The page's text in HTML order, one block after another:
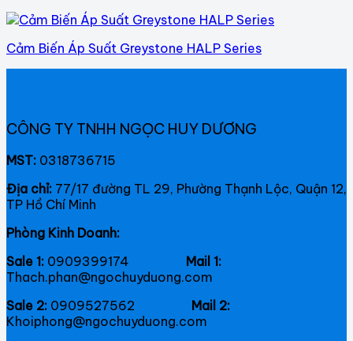
Cảm Biến Áp Suất Greystone HALP Series
CÔNG TY TNHH NGỌC HUY DƯƠNG
MST: 0318736715
Địa chỉ: 77/17 đường TL 29, Phường Thạnh Lộc, Quận 12,
TP Hồ Chí Minh
Phòng Kinh Doanh:
Sale 1: 0909399174 Mail 1:
Thach.phan@ngochuyduong.com
Sale 2: 0909527562 Mail 2:
Khoiphong@ngochuyduong.com